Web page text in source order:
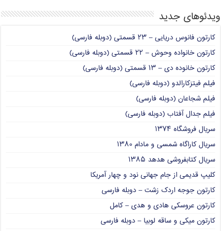
ویدئوهای جدید
کارتون فانوس دریایی – ۲۳ قسمتی (دوبله فارسی)
کارتون خانواده وحوش – ۲۲ قسمتی (دوبله فارسی)
کارتون خانوده دی – ۱۳ قسمتی (دوبله فارسی)
فیلم فیتزکارالدو (دوبله فارسی)
فیلم شجاعان (دوبله فارسی)
فیلم جدال آفتاب (دوبله فارسی)
سریال فروشگاه ۱۳۷۴
سریال کاراگاه شمسی و مادام ۱۳۸۰
سریال کتابفروشی هدهد ۱۳۸۵
کلیپ قدیمی از جام جهانی نود و چهار آمریکا
کارتون جوجه اردک زشت – دوبله فارسی
کارتون عروسکی هادی و هدی – کامل
کارتون میکی و ساقه لوبیا – دوبله فارسی